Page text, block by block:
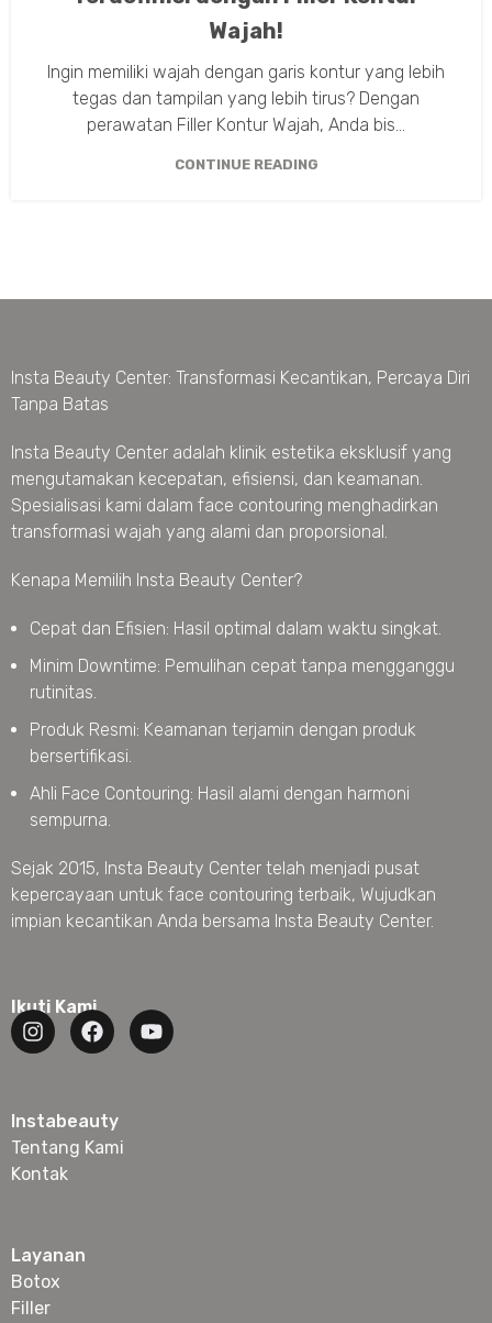
Wajah!
Ingin memiliki wajah dengan garis kontur yang lebih
tegas dan tampilan yang lebih tirus? Dengan
perawatan Filler Kontur Wajah, Anda bis...
CONTINUE READING
Insta Beauty Center: Transformasi Kecantikan, Percaya Diri
Tanpa Batas
Insta Beauty Center adalah klinik estetika eksklusif yang
mengutamakan kecepatan, efisiensi, dan keamanan.
Spesialisasi kami dalam face contouring menghadirkan
transformasi wajah yang alami dan proporsional.
Kenapa Memilih Insta Beauty Center?
Cepat dan Efisien: Hasil optimal dalam waktu singkat.
Minim Downtime: Pemulihan cepat tanpa mengganggu
rutinitas.
Produk Resmi: Keamanan terjamin dengan produk
bersertifikasi.
Ahli Face Contouring: Hasil alami dengan harmoni
sempurna.
Sejak 2015, Insta Beauty Center telah menjadi pusat
kepercayaan untuk face contouring terbaik, Wujudkan
impian kecantikan Anda bersama Insta Beauty Center.
Ikuti Kami
Instabeauty
Tentang Kami
Kontak
Layanan
Botox
Filler